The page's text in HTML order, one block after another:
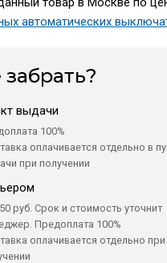
автоматических
забрать?
выдачи
100%
оплачивается отдельно в
при получении
руб. Срок и стоимость уточнит
Предоплата 100%
оплачивается отдельно при